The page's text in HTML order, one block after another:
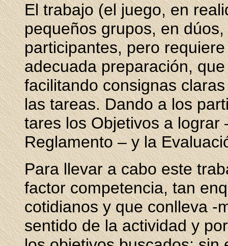
El trabajo (el juego, en
pequeños grupos, en
participantes, pero
adecuada preparación,
facilitando consignas
las tareas. Dando a los
tares los Objetivos a lograr
Reglamento – y la
Para llevar a cabo este
factor competencia, tan
cotidianos y que conlleva -
sentido de la actividad y